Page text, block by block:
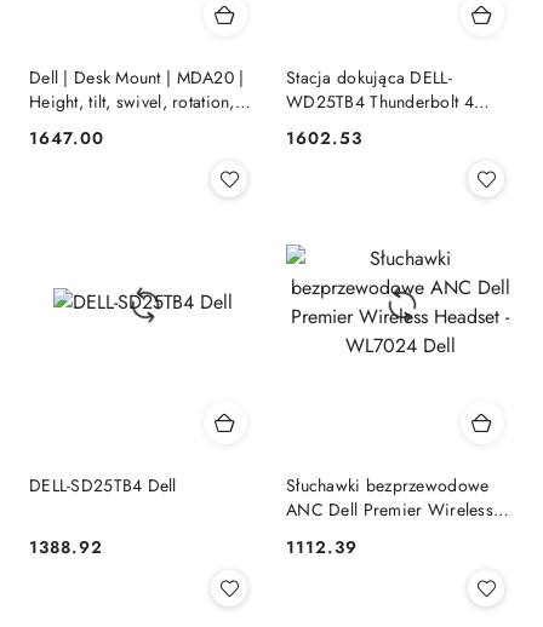
Dell | Desk Mount | MDA20 |
Height, tilt, swivel, rotation,
weight (capacity) 10 kg | Black
Cena:
1647.00
Stacja dokująca DELL-
WD25TB4 Thunderbolt 4
Cena:
1602.53
DELL-SD25TB4 Dell
Cena:
1388.92
Słuchawki bezprzewodowe
ANC Dell Premier Wireless
Cena:
1112.39